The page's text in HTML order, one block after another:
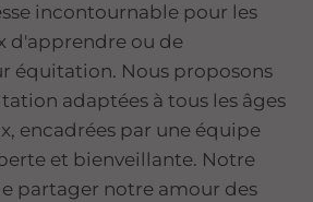
incontournable pour les
d'apprendre ou de
équitation. Nous proposons
adaptées à tous les âges
encadrées par une équipe
et bienveillante. Notre
partager notre amour des